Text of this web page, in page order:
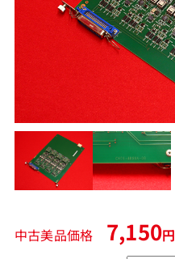
中古美品価格 7,150円